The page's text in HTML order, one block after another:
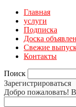
Главная
услуги
Подписка
Доска
Свежие
Контакты
Поиск
Зарегистрироваться
Добро пожаловать!